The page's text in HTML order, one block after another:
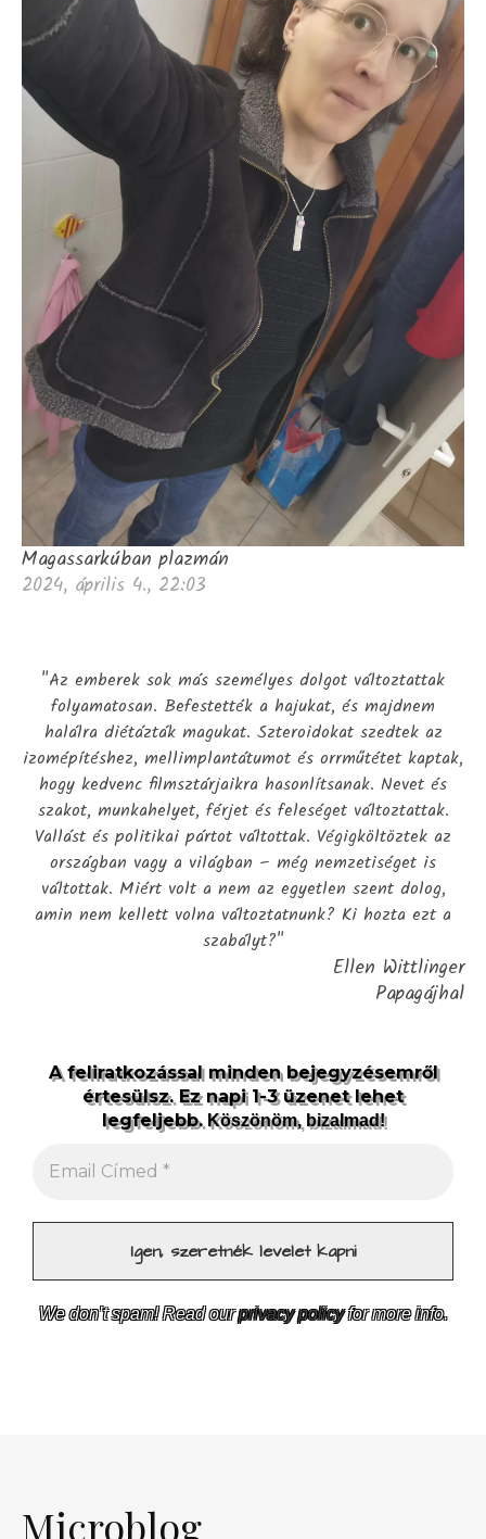
Magassarkúban plazmán
2024, április 4., 22:03
"Az emberek sok más személyes dolgot változtattak
folyamatosan. Befestették a hajukat, és majdnem
halálra diétázták magukat. Szteroidokat szedtek az
izomépítéshez, mellimplantátumot és orrműtétet kaptak,
hogy kedvenc filmsztárjaikra hasonlítsanak. Nevet és
szakot, munkahelyet, férjet és feleséget változtattak.
Vallást és politikai pártot váltottak. Végigköltöztek az
országban vagy a világban – még nemzetiséget is
váltottak. Miért volt a nem az egyetlen szent dolog,
amin nem kellett volna változtatnunk? Ki hozta ezt a
szabályt?"
Ellen Wittlinger
Papagájhal
A feliratkozással minden bejegyzésemről
értesülsz. Ez napi 1-3 üzenet lehet
legfeljebb.Köszönöm, bizalmad!
We don’t spam! Read ourprivacy policyfor more info.
Microblog